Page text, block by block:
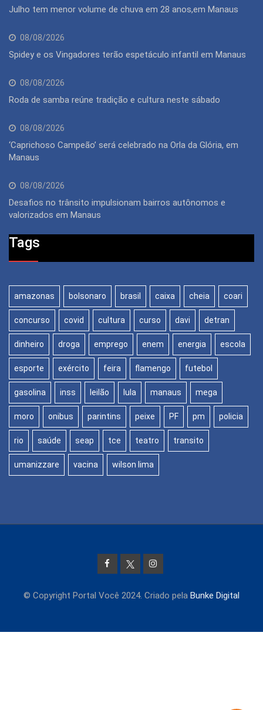
Julho tem menor volume de chuva em 28 anos,em Manaus
08/08/2026
Spidey e os Vingadores terão espetáculo infantil em Manaus
08/08/2026
Roda de samba reúne tradição e cultura neste sábado
08/08/2026
‘Caprichoso Campeão’ será celebrado na Orla da Glória, em
Manaus
08/08/2026
Desafios no trânsito impulsionam bairros autônomos e
valorizados em Manaus
Tags
amazonas bolsonaro brasil caixa cheia coari
concurso covid cultura curso davi detran
dinheiro droga emprego enem energia escola
esporte exército feira flamengo futebol
gasolina inss leilão lula manaus mega
moro onibus parintins peixe PF pm policia
rio saúde seap tce teatro transito
umanizzare vacina wilson lima
© Copyright Portal Você 2024. Criado pela Bunke Digital